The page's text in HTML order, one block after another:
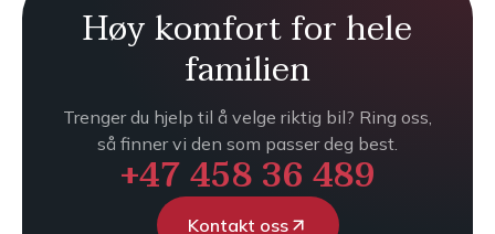
Høy komfort for hele
familien
Trenger du hjelp til å velge riktig bil? Ring oss,
så finner vi den som passer deg best.
+47 458 36 489
Kontakt oss